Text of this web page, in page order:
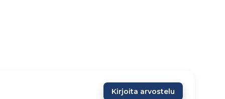
Kirjoita arvostelu